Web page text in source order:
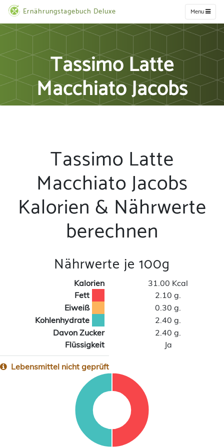
Ernährungstagebuch Deluxe Menu
Tassimo Latte
Macchiato Jacobs
Tassimo Latte
Macchiato Jacobs
Kalorien & Nährwerte
berechnen
Nährwerte je 100g
Kalorien
31.00 Kcal
Fett
2.10 g.
Eiweiß
0.30 g.
Kohlenhydrate
2.40 g.
Davon Zucker
2.40 g.
Flüssigkeit
Ja
Lebensmittel nicht geprüft